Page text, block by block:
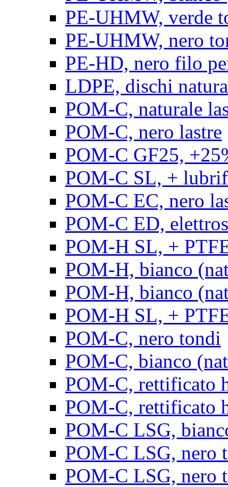
PE-UHMW, verde
PE-UHMW, nero
PE-HD, nero filo
LDPE, dischi
POM-C, naturale
POM-C, nero lastre
POM-C GF25,
POM-C SL, +
POM-C EC, nero
POM-C ED,
POM-H SL, +
POM-H, bianco
POM-H, bianco
POM-H SL, +
POM-C, nero tondi
POM-C, bianco
POM-C, rettificato
POM-C, rettificato
POM-C LSG,
POM-C LSG, nero
POM-C LSG, nero